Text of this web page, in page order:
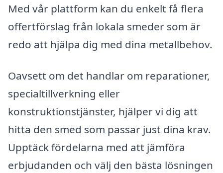
Med vår plattform kan du enkelt få flera
offertförslag från lokala smeder som är
redo att hjälpa dig med dina metallbehov.
Oavsett om det handlar om reparationer,
specialtillverkning eller
konstruktionstjänster, hjälper vi dig att
hitta den smed som passar just dina krav.
Upptäck fördelarna med att jämföra
erbjudanden och välj den bästa lösningen